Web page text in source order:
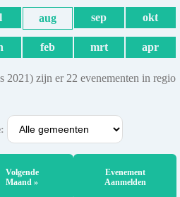
aug sep okt
feb mrt apr
2021) zijn er 22 evenementen in regio
Volgende
Maand »
Evenement
Aanmelden